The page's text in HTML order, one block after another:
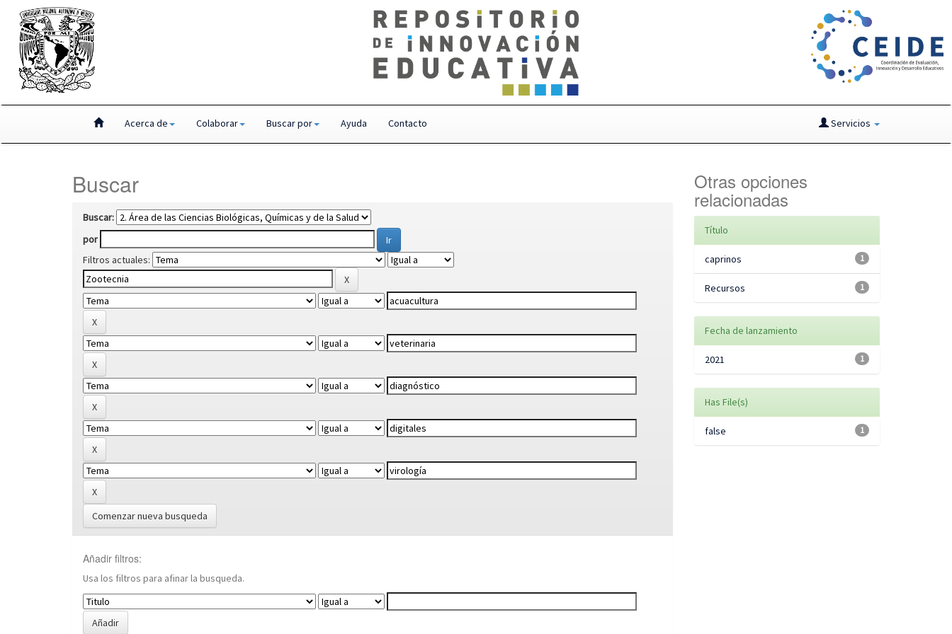
Acerca de Colaborar Buscar por Ayuda Contacto Servicios
Buscar
Buscar:
por
Filtros actuales:
Comenzar nueva busqueda
Añadir filtros:
Usa los filtros para afinar la busqueda.
Otras opciones
relacionadas
Título
1
caprinos
1
Recursos
Fecha de lanzamiento
1
2021
Has File(s)
1
false